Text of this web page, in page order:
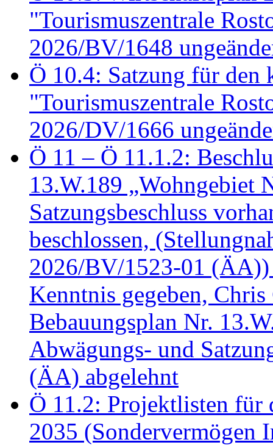
"Tourismuszentrale
2026/BV/1648
Ö 10.4: Satzung für den
"Tourismuszentrale
2026/DV/1666
Ö 11 – Ö 11.1.2:
13.W.189 „Wohngebiet
Satzungsbeschluss
beschlossen,
2026/BV/1523-01
Kenntnis gegeben,
Bebauungsplan Nr.
Abwägungs- und
(ÄA) abgelehnt
Ö 11.2: Projektlisten für
2035 (Sondervermögen